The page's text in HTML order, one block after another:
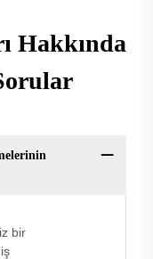
Hakkında
bir